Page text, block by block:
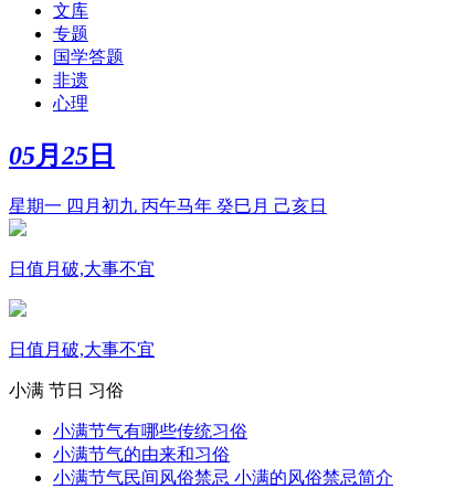
文库
专题
国学答题
非遗
心理
05月 25 日
星期一 四月初九 丙午马年 癸巳月 己亥日
日值月破,大事不宜
日值月破,大事不宜
小满 节日 习俗
小满节气有哪些传统习俗
小满节气的由来和习俗
小满节气民间风俗禁忌 小满的风俗禁忌简介